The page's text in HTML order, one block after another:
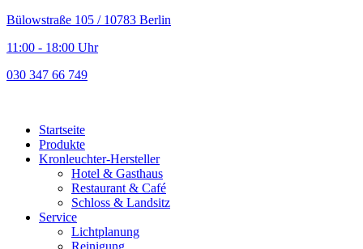
Bülowstraße 105 / 10783 Berlin
11:00 - 18:00 Uhr
030 347 66 749
Startseite
Produkte
Kronleuchter-Hersteller
Hotel & Gasthaus
Restaurant & Café
Schloss & Landsitz
Service
Lichtplanung
Reinigung